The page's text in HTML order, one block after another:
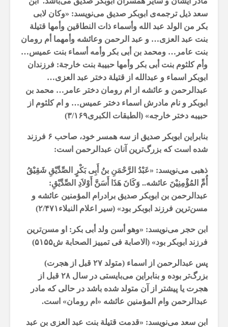
سعد ذیل ترجمه‌ی ابوبکر صدیق می‌نویسد: «وکان لابی
بکر من الولد عبد الله وأسماء ذات النطاقین وأمها قتیلة
بنت عبد العزى… و عبد الرحمن وعائشه‌ وأمهما أم رومان
بنت عامر… ومحمد بن أبی بکر وأمه أسماء بنت عمیس…
وأم کلثوم بنت أبی بکر وأمها حبیبة بنت خارجة: فرزندان
ابوبکر اسماء و عبدالله از قتیلة دختر عبد العزی…
عبدالرحمن و عائشه‌ از ‌ام رومان دختر عامر… محمد بن
ابوبکر و نام مادرش اسماء دختر عمیس… و‌ ام کلثوم از
حبیبه دختر خارجه» (الطبقات الکبری۳/۱۶۹)
بنابراین ابوبکر صدیق از سه همسر خود، صاحب ۶ فرزند
شده است که بزرگ‌ترین آنان عبدالرحمن است:
ذهبی می‌نویسد: «عَبْدُ الرَّحْمَنِ بنُ أَبِی بَکْرٍ الصِّدِّیْقِ شَقِیْقُ
أُمِّ المُؤْمِنِیْنَ عائشه‌.. وَکَانَ هَذَا أَسَنَّ أَوْلاَدِ الصِّدِّیْقِ:
عبدالرحمن بن ابوبکر صدیق برادر‌ام المؤمنین عائشه‌ و
مسن‌ترین فرزند ابوبکر بود» (سیر اعلام النبلاء۲/۴۷۱)
ابن حجر می‌نویسد: «وهو أسن ولد أبی بکر: او مسن‌ترین
فرزند ابوبکر بود» (الاصابة فی تمییز الصحابة ش۵۱۵۵)
پس عبدالرحمن از اسماء (متولد ۲۷ قبل از هجرت)
بزرگ‌تر بوده و بنابراین می‌بایستی در سال ۲۸ قبل از
هجرت یا پیشتر از آن متولد شده باشد در حالی که مادر
عبدالرحمن و‌ام المؤمنین عائشه‌ «ام رومان» است.
ابن سعد می‌نویسد: «قدمت قتیلة بنت عبد العزى بن عبد